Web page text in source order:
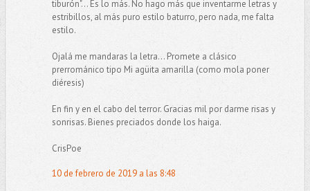
tiburón"... Es lo más. No hago más que inventarme letras y
estribillos, al más puro estilo baturro, pero nada, me falta
estilo.
Ojalá me mandaras la letra... Promete a clásico
prerrománico tipo Mi agüita amarilla (como mola poner
diéresis)
En fin y en el cabo del terror. Gracias mil por darme risas y
sonrisas. Bienes preciados donde los haiga.
CrisPoe
10 de febrero de 2019 a las 8:48